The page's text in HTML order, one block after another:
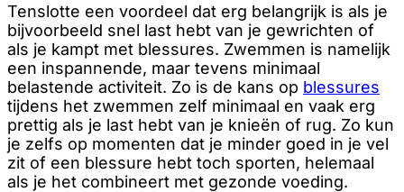
Tenslotte een voordeel dat erg belangrijk is als je
bijvoorbeeld snel last hebt van je gewrichten of
als je kampt met blessures. Zwemmen is namelijk
een inspannende, maar tevens minimaal
belastende activiteit. Zo is de kans op blessures
tijdens het zwemmen zelf minimaal en vaak erg
prettig als je last hebt van je knieën of rug. Zo kun
je zelfs op momenten dat je minder goed in je vel
zit of een blessure hebt toch sporten, helemaal
als je het combineert met gezonde voeding.